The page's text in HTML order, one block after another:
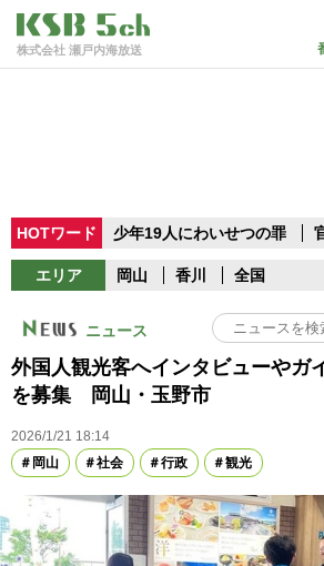
株式会社 瀬戸内海放送
HOTワード 少年19人にわいせつの罪
エリア 岡山 香川 全国
ニュース
外国人観光客へインタビューやガ
を募集 岡山・玉野市
2026/1/21 18:14
岡山
社会 行政 観光